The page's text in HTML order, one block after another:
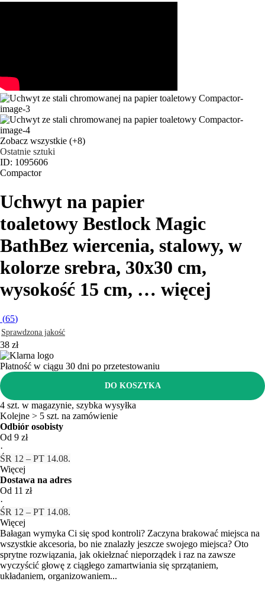
Zobacz wszystkie (+8)
Ostatnie sztuki
ID: 1095606
Compactor
Uchwyt na papier
toaletowy Bestlock Magic
BathBez wiercenia, stalowy, w
kolorze srebra, 30x30 cm,
wysokość 15 cm, … więcej
(65)
Sprawdzona jakość
38 zł
Płatność w ciągu 30 dni po przetestowaniu
DO KOSZYKA
4 szt. w magazynie, szybka wysyłka
Kolejne > 5 szt. na zamówienie
Odbiór osobisty
Od 9 zł
·
ŚR 12 – PT 14.08.
Więcej
Dostawa na adres
Od 11 zł
·
ŚR 12 – PT 14.08.
Więcej
Bałagan wymyka Ci się spod kontroli? Zaczyna brakować miejsca na
wszystkie akcesoria, bo nie znalazły jeszcze swojego miejsca? Oto
sprytne rozwiązania, jak okiełznać nieporządek i raz na zawsze
wyczyścić głowę z ciągłego zamartwiania się sprzątaniem,
układaniem, organizowaniem...